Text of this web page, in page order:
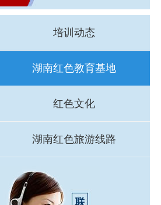
培训动态
湖南红色教育基地
红色文化
湖南红色旅游线路